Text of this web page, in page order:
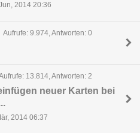
2014 20:36
Aufrufe: 9.974, Antworten: 0
13.814, Antworten: 2
neuer Karten bei
2014 06:37